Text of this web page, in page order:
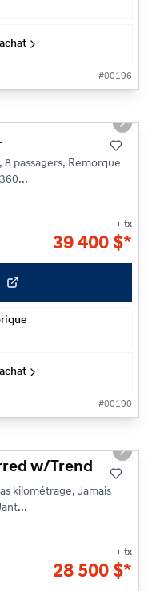
#00196
Next
passagers, Remorque
+ tx
39 400 $*
#00190
Next
w/Trend
kilométrage, Jamais
+ tx
28 500 $*